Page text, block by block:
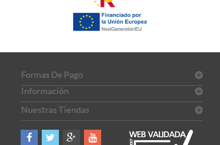
Formas De Pago
Información
Nuestras Tiendas